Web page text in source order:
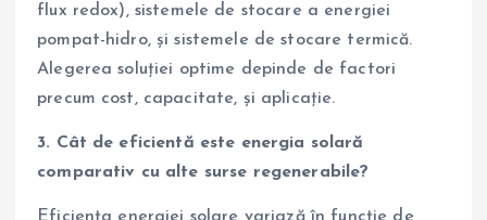
flux redox), sistemele de stocare a energiei
pompat-hidro, și sistemele de stocare termică.
Alegerea soluției optime depinde de factori
precum cost, capacitate, și aplicație.
3. Cât de eficientă este energia solară
comparativ cu alte surse regenerabile?